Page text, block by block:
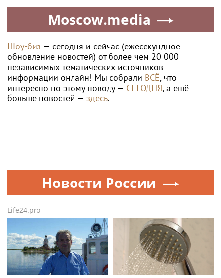
Moscow.media
Шоу-биз — сегодня и сейчас (ежесекундное
обновление новостей) от более чем 20 000
независимых тематических источников
информации онлайн! Мы собрали ВСЁ, что
интересно по этому поводу — СЕГОДНЯ, а ещё
больше новостей — здесь.
Новости России
Life24.pro